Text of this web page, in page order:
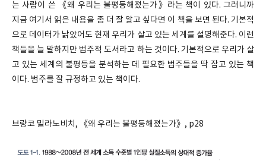
는 사람이 쓴 《왜 우리는 불평등해졌는가》라는 책이 있다. 그러니까
지금 여기서 읽은 내용을 좀 더 잘 알고 싶다면 이 책을 보면 된다. 기본적
으로 데이터가 낡았어도 현재 우리가 살고 있는 세계를 설명해준다. 이런
책들을 늘 말하지만 범주적 도서라고 하는 것이다. 기본적으로 우리가 살
고 있는 세계의 불평등을 분석하는 데 필요한 범주들을 딱 잡고 있는 책
이다. 범주를 잘 규정하고 있는 책이다.
브랑코 밀라노비치, 《왜 우리는 불평등해졌는가》, p28